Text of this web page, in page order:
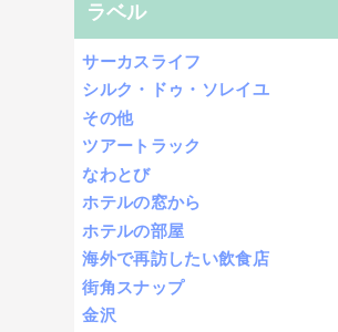
ラベル
サーカスライフ
シルク・ドゥ・ソレイユ
その他
ツアートラック
なわとび
ホテルの窓から
ホテルの部屋
海外で再訪したい飲食店
街角スナップ
金沢